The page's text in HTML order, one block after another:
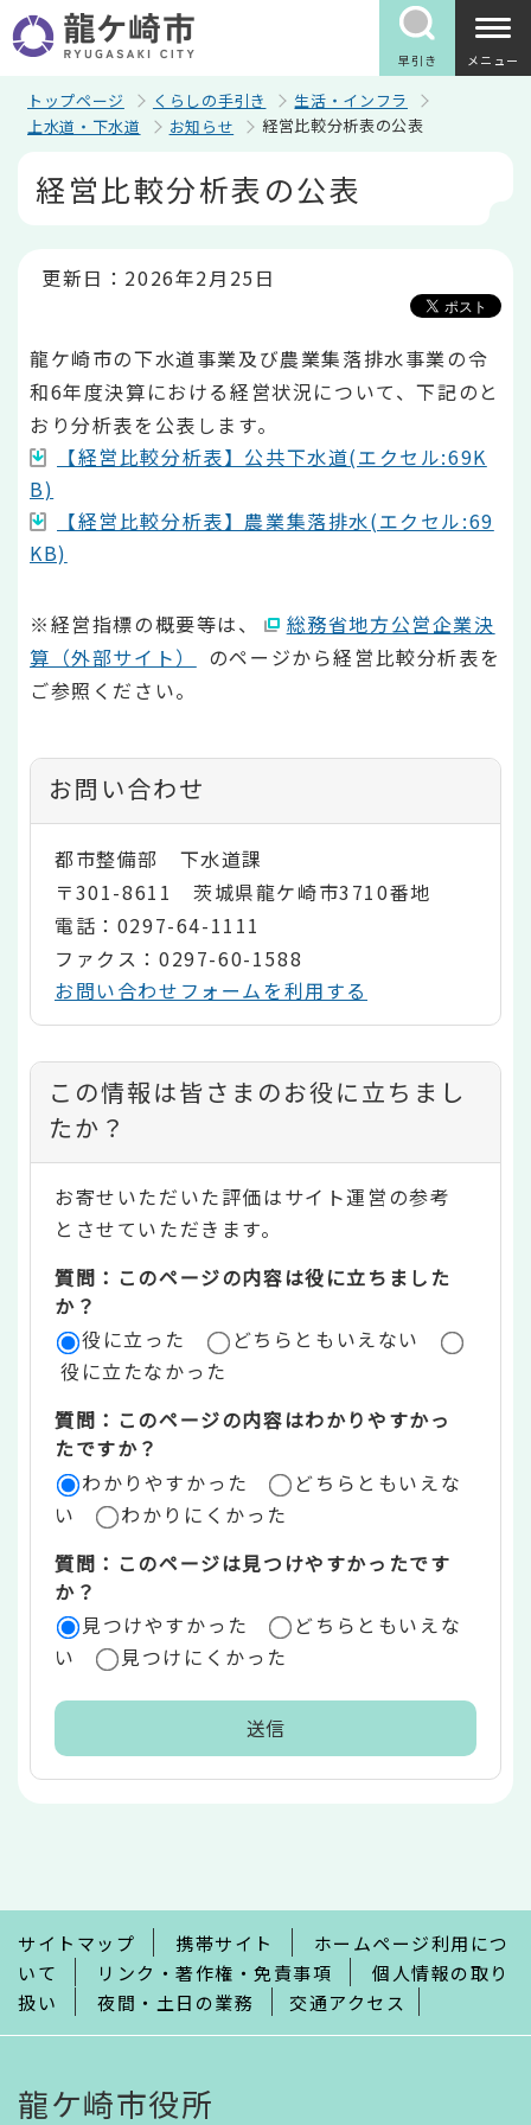
の
ペ
早引き メニュー
トップページ くらしの手引き
生活・インフラ
上水道・下水道
お知らせ 経営比較分析表の公表
経営比較分析表の公表
更新日：2026年2月25日
龍ケ崎市の下水道事業及び農業集落排水事業の令
和6年度決算における経営状況について、下記のと
おり分析表を公表します。
【経営比較分析表】公共下水道(エクセル:69K
B)
【経営比較分析表】農業集落排水(エクセル:69
KB)
※経営指標の概要等は、
総務省地方公営企業決
算（外部サイト）
のページから経営比較分析表を
ご参照ください。
お問い合わせ
都市整備部 下水道課
〒301-8611 茨城県龍ケ崎市3710番地
電話：0297-64-1111
ファクス：0297-60-1588
お問い合わせフォームを利用する
コ
ン
テ
ン
ツ
評
価
リ
ア
この情報は皆さまのお役に立ちまし
たか？
お寄せいただいた評価はサイト運営の参考
とさせていただきます。
質問：このページの内容は役に立ちました
か？
役に立った
どちらともいえない
役に立たなかった
質問：このページの内容はわかりやすかっ
たですか？
わかりやすかった
どちらともいえな
い
わかりにくかった
質問：このページは見つけやすかったです
か？
見つけやすかった
どちらともいえな
い
見つけにくかった
で
サイトマップ 携帯サイト
ホームページ利用につ
いて
リンク・著作権・免責事項
個人情報の取り
扱い
夜間・土日の業務 交通アクセス
龍ケ崎市役所